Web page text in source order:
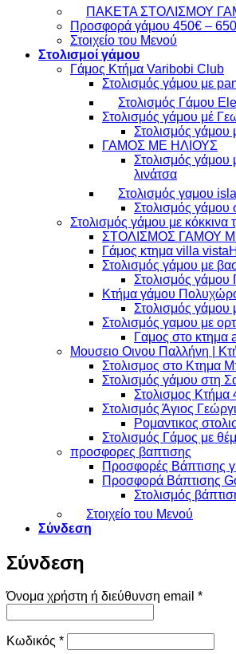
ΠΑΚΕΤΑ ΣΤΟΛΙΣΜΟΥ
Προσφορά γάμου 450€ –
Στοιχείο του Μενού
Στολισμοί γάμου
Γάμος Κτήμα Varibobi Club
Στολισμός γάμου με
Στολισμός Γάμου
Στολισμός γάμου μέ
Στολισμός γάμου
ΓΑΜΟΣ ΜΕ ΗΛΙΟΥΣ
Στολισμός γάμου
λινάτσα
Στολισμός γαμου
Στολισμός γάμου
Στολισμός γάμου με κόκκινα
ΣΤΟΛΙΣΜΟΣ ΓΑΜΟΥ
Γάμος κτημα villa vista
Στολισμός γάμου με
Στολισμός γάμου
Κτήμα γάμου
Στολισμός
Στολισμός γαμου με
Γαμος στο κτημα
Μουσειο Οινου Παλλήνη |
Στολισμος στο Κτημα
Στολισμός γάμου στη
Στολισμος Κτήμα
Στολισμός Άγιος
Ρομαντικος
Στολισμός Γάμος με
προσφορες βαπτισης
Προσφορές Βάπτισης
Προσφορά Βάπτισης
Στολισμός
Στοιχείο του Μενού
Σύνδεση
Σύνδεση
Όνομα χρήστη ή διεύθυνση email *
Κωδικός *Απαιτείται